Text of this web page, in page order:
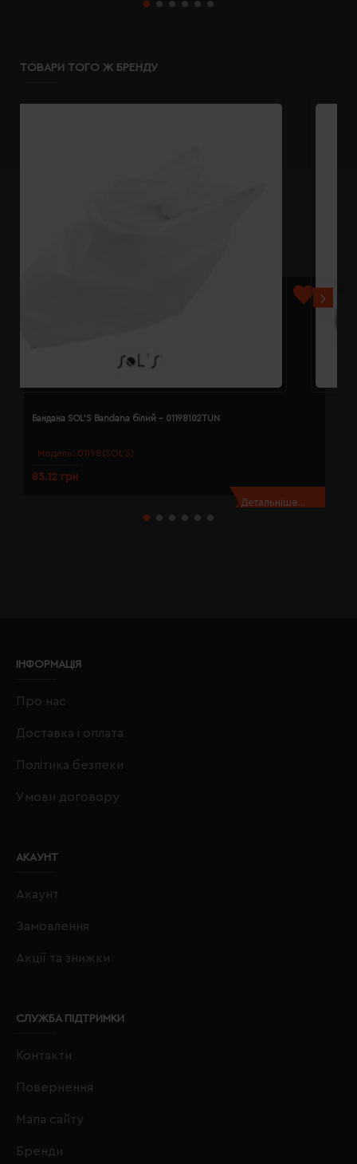
ТОВАРИ ТОГО Ж БРЕНДУ
Модель: 01198(SOL’S)
Бандана SOL'S Bandana білий - 01198102TUN
85.12 грн
Детальніше...
ІНФОРМАЦІЯ
Про нас
Доставка і оплата
Політика безпеки
Умови договору
АКАУНТ
Акаунт
Замовлення
Акції та знижки
СЛУЖБА ПІДТРИМКИ
Контакти
Повернення
Мапа сайту
Бренди